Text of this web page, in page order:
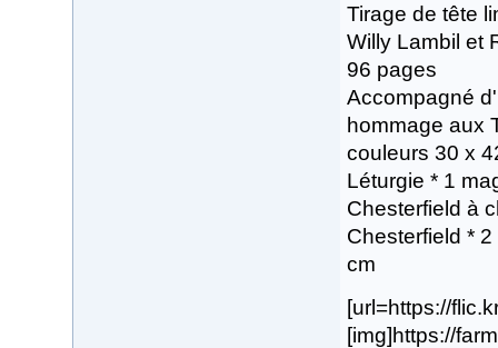
Tirage de tête
Willy Lambil et
96 pages
Accompagné
hommage aux
couleurs 30 x
Léturgie * 1
Chesterfield à
Chesterfield *
cm
[url=https://
[img]https://